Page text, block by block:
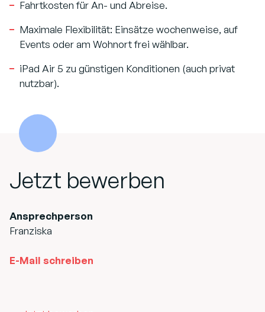
Fahrtkosten für An- und Abreise.
Maximale Flexibilität: Einsätze wochenweise, auf
Events oder am Wohnort frei wählbar.
iPad Air 5 zu günstigen Konditionen (auch privat
nutzbar).
Jetzt bewerben
Ansprechperson
Franziska
E-Mail schreiben